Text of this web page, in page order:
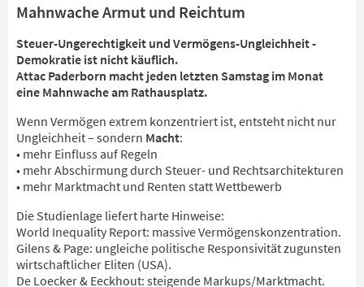
Mahnwache Armut und Reichtum
Steuer-Ungerechtigkeit und Vermögens-Ungleichheit -
Demokratie ist nicht käuflich.
Attac Paderborn macht jeden letzten Samstag im Monat
eine Mahnwache am Rathausplatz.
Wenn Vermögen extrem konzentriert ist, entsteht nicht nur
Ungleichheit – sondern Macht:
• mehr Einfluss auf Regeln
• mehr Abschirmung durch Steuer- und Rechtsarchitekturen
• mehr Marktmacht und Renten statt Wettbewerb
Die Studienlage liefert harte Hinweise:
World Inequality Report: massive Vermögenskonzentration.
Gilens & Page: ungleiche politische Responsivität zugunsten
wirtschaftlicher Eliten (USA).
De Loecker & Eeckhout: steigende Markups/Marktmacht.